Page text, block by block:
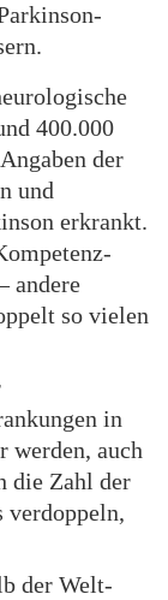
400.000
der
und
erkrankt.
andere
so vielen
in
werden, auch
die Zahl der
verdoppeln,
der Welt-